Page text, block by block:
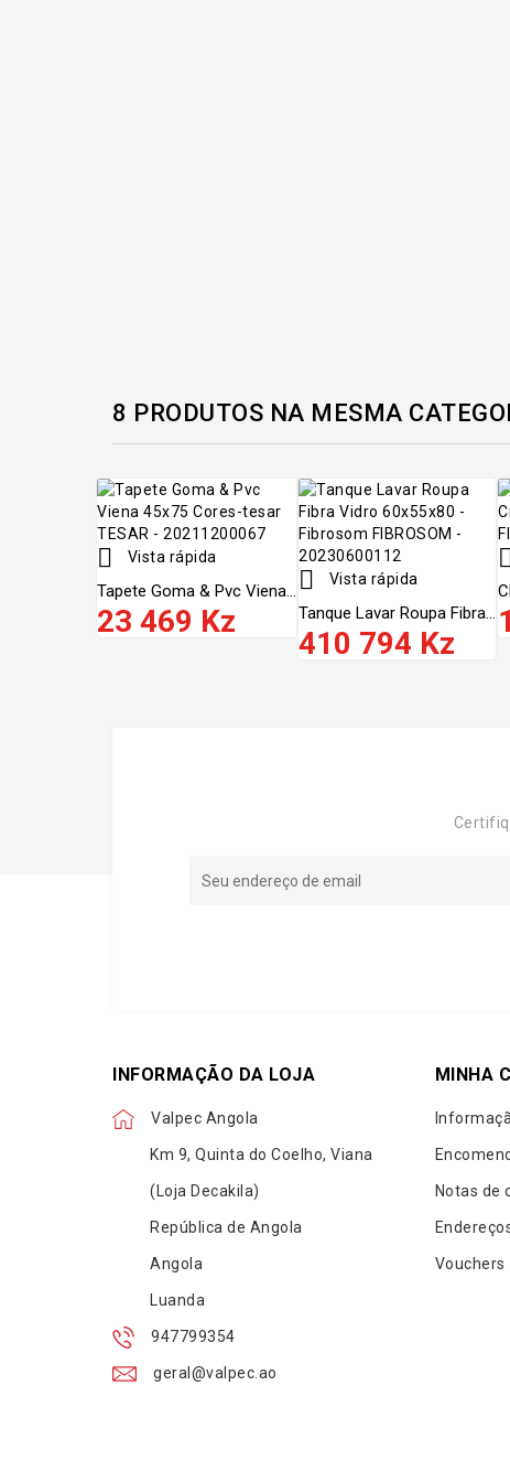
8 PRODUTOS NA MESMA
 Vista rápida
Tapete Goma & Pvc Viena...
23 469 Kz
 Vista rápida
Tanque Lavar Roupa Fibra...
410 794 Kz
INFORMAÇÃO DA LOJA
Valpec Angola
Km 9, Quinta do Coelho, Viana
(Loja Decakila)
República de Angola
Angola
Luanda
947799354
geral@valpec.ao
MINHA
Notas de
Vouchers